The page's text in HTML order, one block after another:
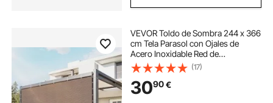
VEVOR Toldo de Sombra 244 x 366
cm Tela Parasol con Ojales de
Acero Inoxidable Red de
Sombreado HDPE 140 g/m² Tejido
de Protección con 30 Bridas para
Exteriores, Patios, Jardines,
Terrazas, Marrón
(17)
3090€